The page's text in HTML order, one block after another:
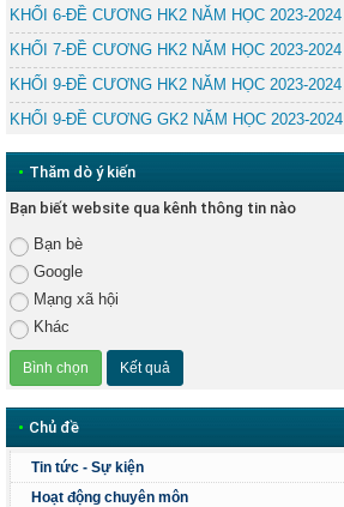
KHỐI 6-ĐỀ CƯƠNG HK2 NĂM HỌC 2023-2024
KHỐI 7-ĐỀ CƯƠNG HK2 NĂM HỌC 2023-2024
KHỐI 9-ĐỀ CƯƠNG HK2 NĂM HỌC 2023-2024
KHỐI 9-ĐỀ CƯƠNG GK2 NĂM HỌC 2023-2024
• Thăm dò ý kiến
Bạn biết website qua kênh thông tin nào
Bạn bè
Google
Mạng xã hội
Khác
• Chủ đề
Tin tức - Sự kiện
Hoạt động chuyên môn